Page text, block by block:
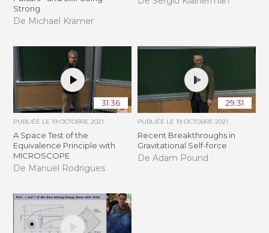
Strong
De Michael Kramer
31:36
PUBLIÉE LE19 OCTOBRE 2021
A Space Test of the
Equivalence Principle with
MICROSCOPE
De Manuel Rodrigues
29:31
PUBLIÉE LE 19 OCTOBRE 2021
Recent Breakthroughs in
Gravitational Self-force
De Adam Pound